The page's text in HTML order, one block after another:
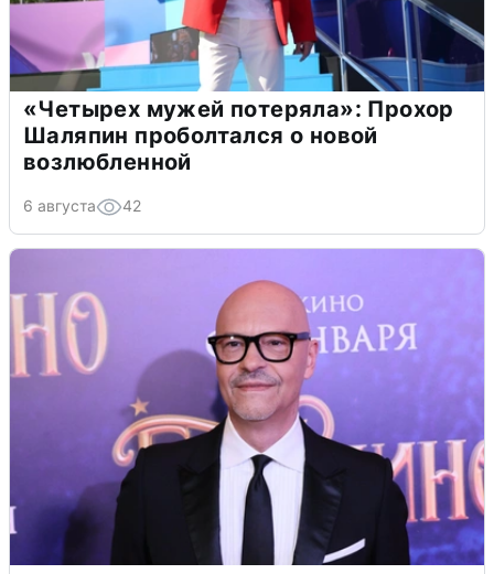
«Четырех мужей потеряла»: Прохор
Шаляпин проболтался о новой
возлюбленной
6 августа 42